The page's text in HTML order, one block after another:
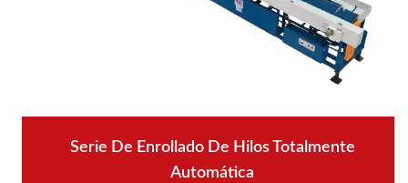
Serie De Enrollado De Hilos Totalmente
Automática